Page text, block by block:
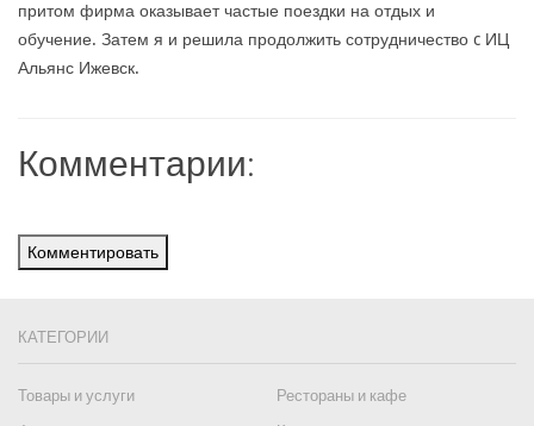
притом фирма оказывает частые поездки на отдых и
обучение. Затем я и решила продолжить сотрудничество c ИЦ
Альянс Ижевск.
Комментарии:
Комментировать
КАТЕГОРИИ
Товары и услуги
Рестораны и кафе